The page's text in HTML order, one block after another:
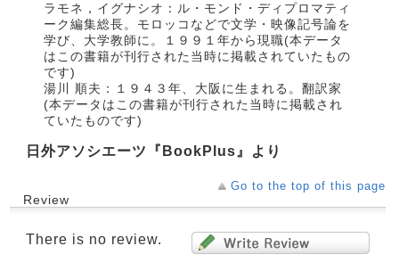
ラモネ，イグナシオ：ル・モンド・ディプロマティ
ーク編集総長。モロッコなどで文学・映像記号論を
学び、大学教師に。１９９１年から現職(本データ
はこの書籍が刊行された当時に掲載されていたもの
です)
湯川 順夫：１９４３年、大阪に生まれる。翻訳家
(本データはこの書籍が刊行された当時に掲載され
ていたものです)
日外アソシエーツ『BookPlus』より
Go to the top of this page
Review
There is no review.